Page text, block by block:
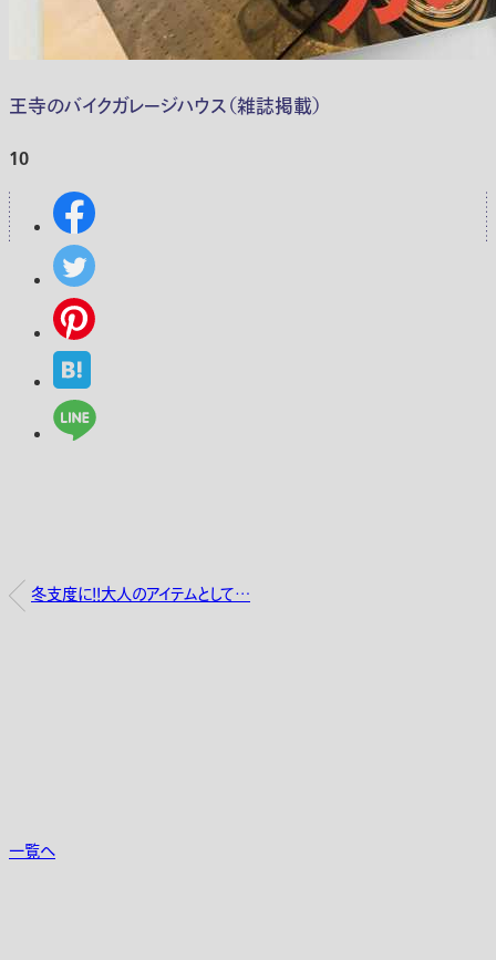
王寺のバイクガレージハウス（雑誌掲載）
10
冬支度に！！大人のアイテムとして…
一覧へ